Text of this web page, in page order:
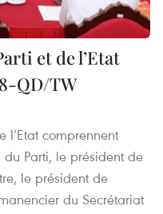
et de l’Etat
QD/TW
l’Etat comprennent
Parti, le président de
le président de
du Secrétariat